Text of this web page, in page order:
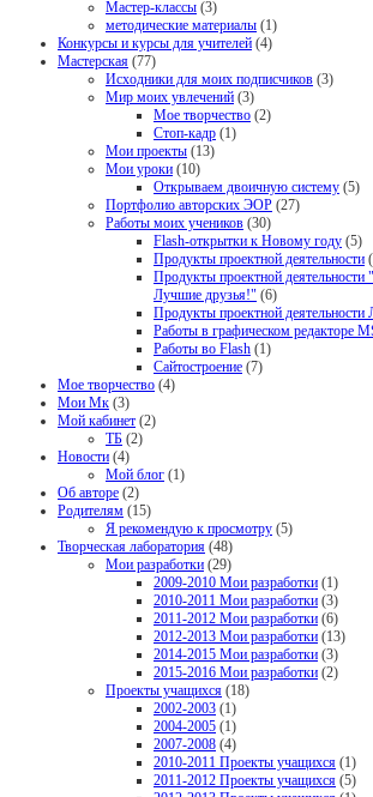
Мастер-классы (3)
методические материалы (1)
Конкурсы и курсы для учителей (4)
Мастерская (77)
Исходники для моих подписчиков (3)
Мир моих увлечений (3)
Мое творчество (2)
Стоп-кадр (1)
Мои проекты (13)
Мои уроки (10)
Открываем двоичную систему (5)
Портфолио авторских ЭОР (27)
Работы моих учеников (30)
Flash-открытки к Новому году (5)
Продукты проектной деятельности
Продукты проектной
Лучшие друзья!" (6)
Продукты проектной деятельности
Работы в графическом редакторе
Работы во Flash (1)
Сайтостроение (7)
Мое творчество (4)
Мои Мк (3)
Мой кабинет (2)
ТБ (2)
Новости (4)
Мой блог (1)
Об авторе (2)
Родителям (15)
Я рекомендую к просмотру (5)
Творческая лаборатория (48)
Мои разработки (29)
2009-2010 Мои разработки (1)
2010-2011 Мои разработки (3)
2011-2012 Мои разработки (6)
2012-2013 Мои разработки (13)
2014-2015 Мои разработки (3)
2015-2016 Мои разработки (2)
Проекты учащихся (18)
2002-2003 (1)
2004-2005 (1)
2007-2008 (4)
2010-2011 Проекты учащихся (1)
2011-2012 Проекты учащихся (5)